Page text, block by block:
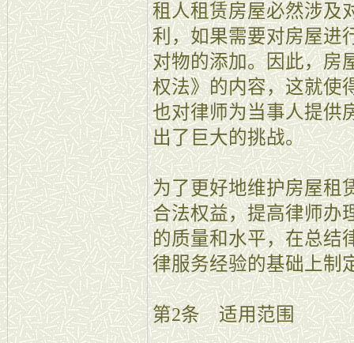
租人租赁房屋必然涉及
利，如果需要对房屋进
对物的添加。因此，房
权法》的内容，这就使
也对律师为当事人提供
出了巨大的挑战。
为了更好地维护房屋租
合法权益，提高律师办
的质量和水平，在总结
律服务经验的基础上制
第2条 适用范围